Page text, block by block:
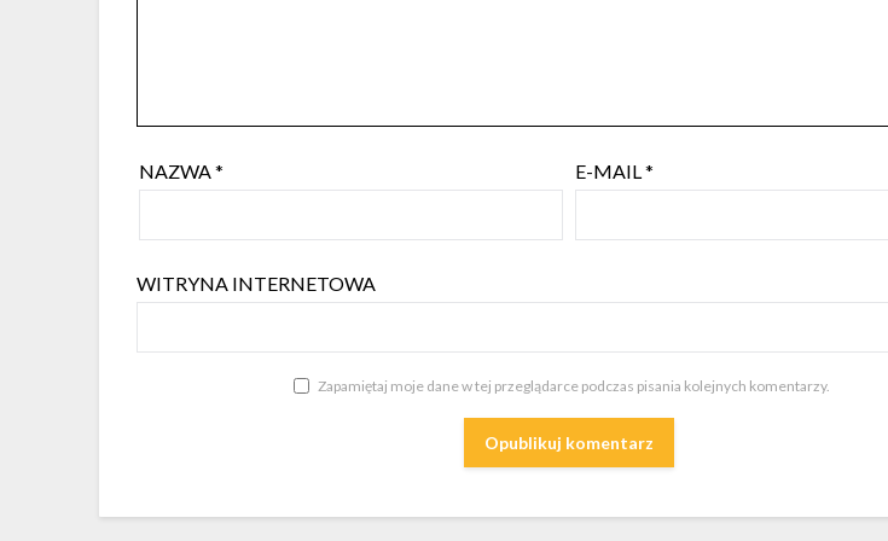
NAZWA* E-MAIL*
WITRYNA INTERNETOWA
Zapamiętaj moje dane w tej przeglądarce podczas pisania kolejnych komentarzy.